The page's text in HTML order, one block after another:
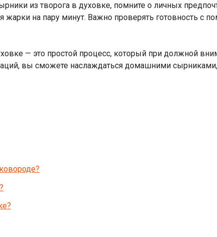
из творога в духовке, помните о личных
на пару минут. Важно проверять готовность с
— это простой процесс, который при должной
вы сможете наслаждаться домашними